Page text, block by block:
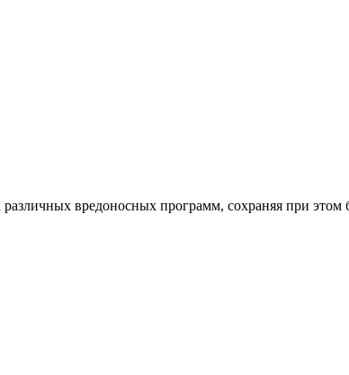
вредоносных программ, сохраняя при этом